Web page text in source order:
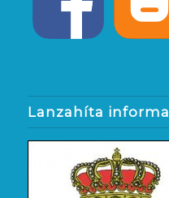
Lanzahíta informa